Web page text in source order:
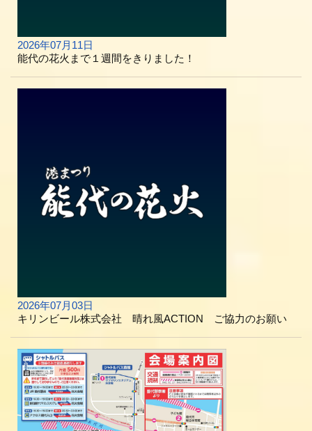
2026年07月11日
能代の花火まで１週間をきりました！
2026年07月03日
キリンビール株式会社 晴れ風ACTION ご協力のお願い